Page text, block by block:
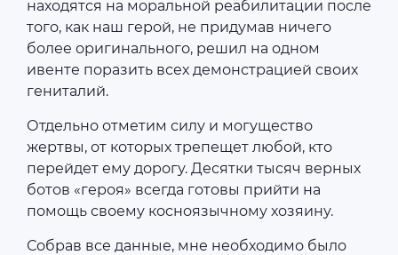
находятся на моральной реабилитации после
того, как наш герой, не придумав ничего
более оригинального, решил на одном
ивенте поразить всех демонстрацией своих
гениталий.
Отдельно отметим силу и могущество
жертвы, от которых трепещет любой, кто
перейдет ему дорогу. Десятки тысяч верных
ботов «героя» всегда готовы прийти на
помощь своему косноязычному хозяину.
Собрав все данные, мне необходимо было